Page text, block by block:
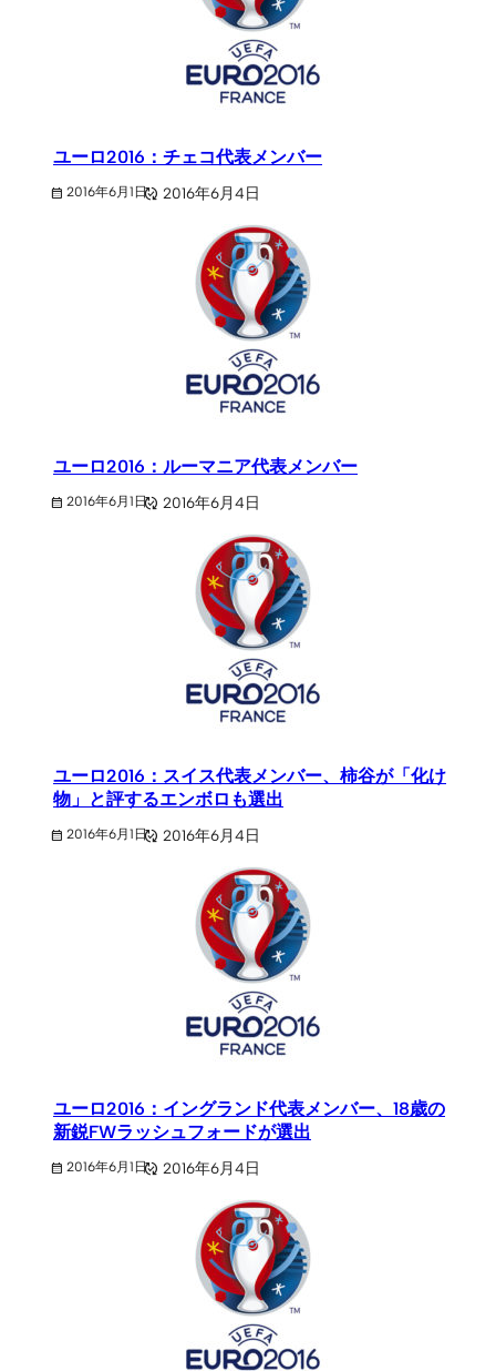
ユーロ2016：チェコ代表メンバー
2016年6月1日 2016年6月4日
ユーロ2016：ルーマニア代表メンバー
2016年6月1日 2016年6月4日
ユーロ2016：スイス代表メンバー、柿谷が「化け
物」と評するエンボロも選出
2016年6月1日 2016年6月4日
ユーロ2016：イングランド代表メンバー、18歳の
新鋭FWラッシュフォードが選出
2016年6月1日 2016年6月4日